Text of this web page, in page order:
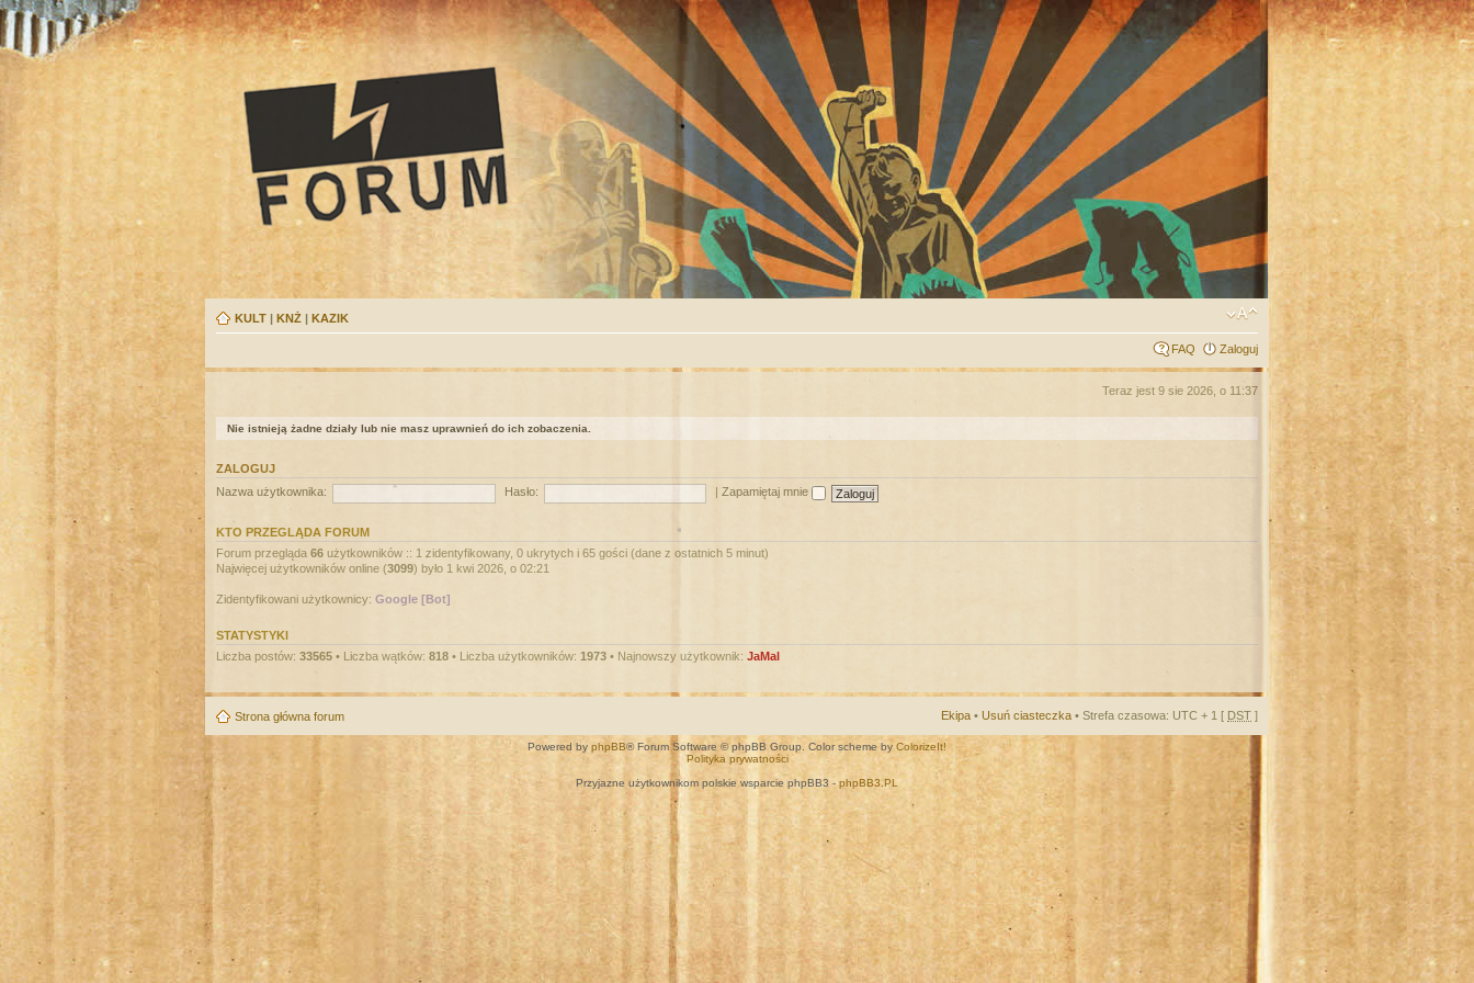
KULT | KNŻ | KAZIK
FAQ Zaloguj
Teraz jest 9 sie 2026, o 11:37
Nie istnieją żadne działy lub nie masz uprawnień do ich zobaczenia.
ZALOGUJ
Nazwa użytkownika:
Hasło: Zapamiętaj mnie
KTO PRZEGLĄDA FORUM
Forum przegląda 66 użytkowników :: 1 zidentyfikowany, 0 ukrytych i 65 gości (dane z ostatnich 5 minut)
Najwięcej użytkowników online (3099) było 1 kwi 2026, o 02:21
Zidentyfikowani użytkownicy: Google [Bot]
STATYSTYKI
Liczba postów: 33565 • Liczba wątków: 818 • Liczba użytkowników: 1973 • Najnowszy użytkownik: JaMal
Strona główna forum Ekipa • Usuń ciasteczka • Strefa czasowa: UTC + 1 [ DST ]
Powered by phpBB® Forum Software © phpBB Group. Color scheme by ColorizeIt!
Polityka prywatności
Przyjazne użytkownikom polskie wsparcie phpBB3 - phpBB3.PL